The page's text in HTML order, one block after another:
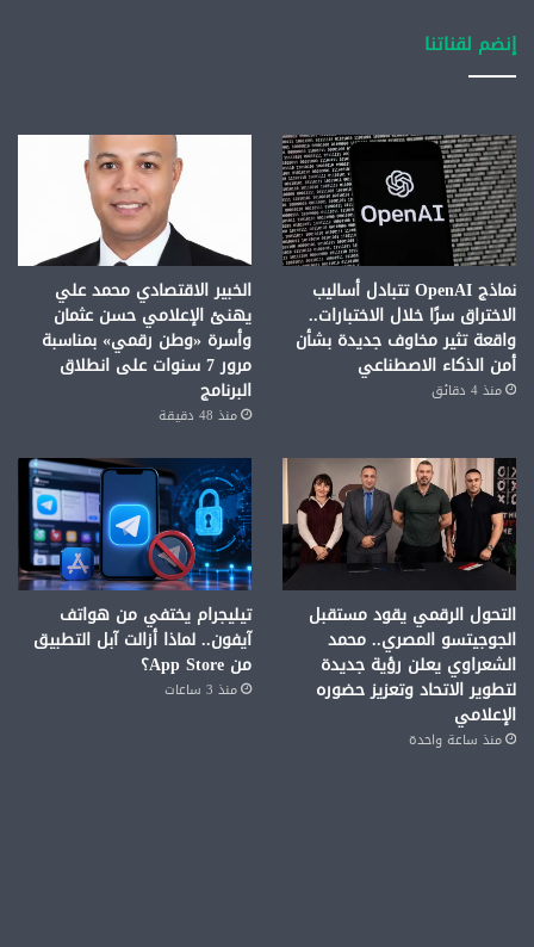
إنضم لقناتنا
نماذج OpenAI تتبادل أساليب
الاختراق سرًا خلال الاختبارات..
واقعة تثير مخاوف جديدة بشأن
أمن الذكاء الاصطناعي
منذ 4 دقائق
الخبير الاقتصادي محمد علي
يهنئ الإعلامي حسن عثمان
وأسرة «وطن رقمي» بمناسبة
مرور 7 سنوات على انطلاق
البرنامج
منذ 48 دقيقة
التحول الرقمي يقود مستقبل
الجوجيتسو المصري.. محمد
الشعراوي يعلن رؤية جديدة
لتطوير الاتحاد وتعزيز حضوره
الإعلامي
منذ ساعة واحدة
تيليجرام يختفي من هواتف
آيفون.. لماذا أزالت آبل التطبيق
من App Store؟
منذ 3 ساعات